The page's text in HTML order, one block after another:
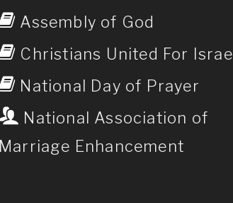
Assembly of God
Christians United For Israel
National Day of Prayer
National Association of
Marriage Enhancement